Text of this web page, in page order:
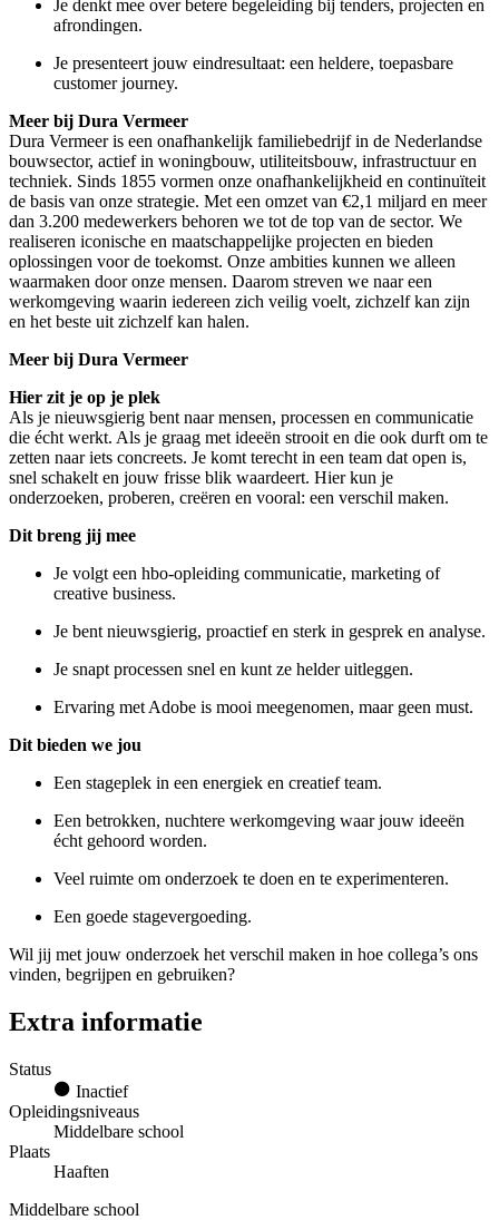
Je denkt mee over betere begeleiding bij tenders, projecten en
afrondingen.
Je presenteert jouw eindresultaat: een heldere, toepasbare
customer journey.
Meer bij Dura Vermeer
Dura Vermeer is een onafhankelijk familiebedrijf in de Nederlandse
bouwsector, actief in woningbouw, utiliteitsbouw, infrastructuur en
techniek. Sinds 1855 vormen onze onafhankelijkheid en continuïteit
de basis van onze strategie. Met een omzet van €2,1 miljard en meer
dan 3.200 medewerkers behoren we tot de top van de sector. We
realiseren iconische en maatschappelijke projecten en bieden
oplossingen voor de toekomst. Onze ambities kunnen we alleen
waarmaken door onze mensen. Daarom streven we naar een
werkomgeving waarin iedereen zich veilig voelt, zichzelf kan zijn
en het beste uit zichzelf kan halen.
Meer bij Dura Vermeer
Hier zit je op je plek
Als je nieuwsgierig bent naar mensen, processen en communicatie
die écht werkt. Als je graag met ideeën strooit en die ook durft om te
zetten naar iets concreets. Je komt terecht in een team dat open is,
snel schakelt en jouw frisse blik waardeert. Hier kun je
onderzoeken, proberen, creëren en vooral: een verschil maken.
Dit breng jij mee
Je volgt een hbo-opleiding communicatie, marketing of
creative business.
Je bent nieuwsgierig, proactief en sterk in gesprek en analyse.
Je snapt processen snel en kunt ze helder uitleggen.
Ervaring met Adobe is mooi meegenomen, maar geen must.
Dit bieden we jou
Een stageplek in een energiek en creatief team.
Een betrokken, nuchtere werkomgeving waar jouw ideeën
écht gehoord worden.
Veel ruimte om onderzoek te doen en te experimenteren.
Een goede stagevergoeding.
Wil jij met jouw onderzoek het verschil maken in hoe collega’s ons
vinden, begrijpen en gebruiken?
Extra informatie
Status
Inactief
Opleidingsniveaus
Middelbare school
Plaats
Haaften
Middelbare school